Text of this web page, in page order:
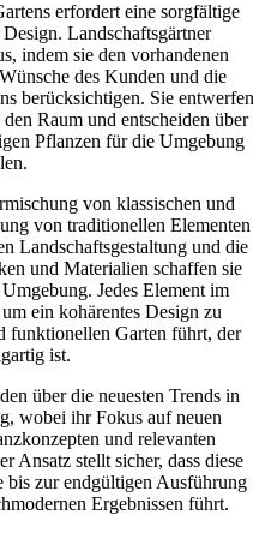
erfordert eine sorgfältige
Landschaftsgärtner
indem sie den vorhandenen
des Kunden und die
berücksichtigen. Sie entwerfen
Raum und entscheiden über
Pflanzen für die Umgebung
von klassischen und
von traditionellen Elementen
Landschaftsgestaltung und die
und Materialien schaffen sie
Jedes Element im
ein kohärentes Design zu
funktionellen Garten führt, der
ist.
über die neuesten Trends in
wobei ihr Fokus auf neuen
und relevanten
Ansatz stellt sicher, dass diese
bis zur endgültigen Ausführung
Ergebnissen führt.